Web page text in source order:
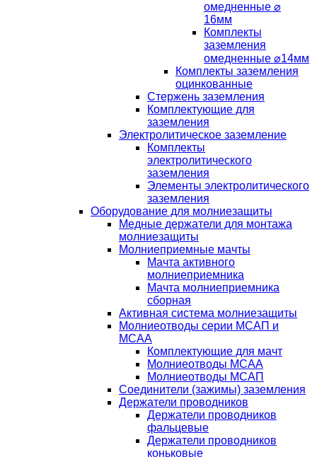
омедненные ⌀
16мм
Комплекты
заземления
омедненные ⌀14мм
Комплекты заземления
оцинкованные
Стержень заземления
Комплектующие для
заземления
Электролитическое заземление
Комплекты
электролитического
заземления
Элементы электролитического
заземления
Оборудование для молниезащиты
Медные держатели для монтажа
молниезащиты
Молниеприемные мачты
Мачта активного
молниеприемника
Мачта молниеприемника
сборная
Активная система молниезащиты
Молниеотводы серии МСАП и
МСАА
Комплектующие для мачт
Молниеотводы МСАА
Молниеотводы МСАП
Соединители (зажимы) заземления
Держатели проводников
Держатели проводников
фальцевые
Держатели проводников
коньковые